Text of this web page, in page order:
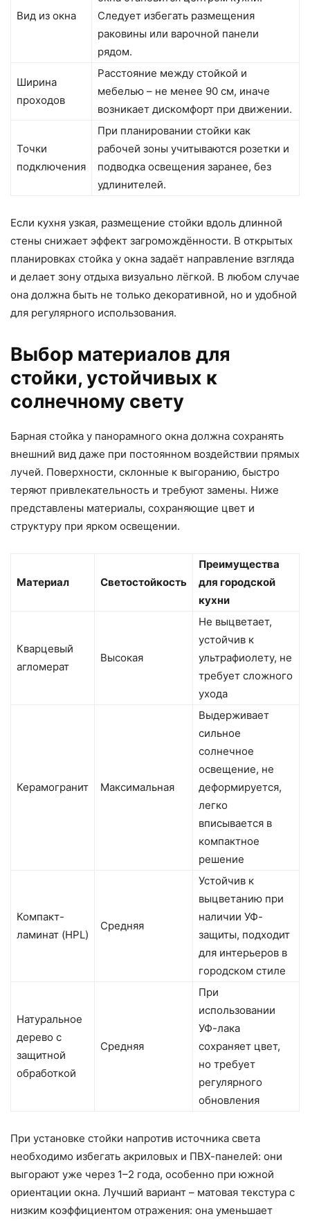
Вид из окна
Следует избегать размещения
раковины или варочной панели
рядом.
Ширина
проходов
Расстояние между стойкой и
мебелью – не менее 90 см, иначе
возникает дискомфорт при движении.
Точки
подключения
При планировании стойки как
рабочей зоны учитываются розетки и
подводка освещения заранее, без
удлинителей.
Если кухня узкая, размещение стойки вдоль длинной
стены снижает эффект загромождённости. В открытых
планировках стойка у окна задаёт направление взгляда
и делает зону отдыха визуально лёгкой. В любом случае
она должна быть не только декоративной, но и удобной
для регулярного использования.
Выбор материалов для
стойки, устойчивых к
солнечному свету
Барная стойка у панорамного окна должна сохранять
внешний вид даже при постоянном воздействии прямых
лучей. Поверхности, склонные к выгоранию, быстро
теряют привлекательность и требуют замены. Ниже
представлены материалы, сохраняющие цвет и
структуру при ярком освещении.
Материал Светостойкость
Преимущества
для городской
кухни
Кварцевый
агломерат
Высокая
Не выцветает,
устойчив к
ультрафиолету, не
требует сложного
ухода
Керамогранит Максимальная
Выдерживает
сильное
солнечное
освещение, не
деформируется,
легко
вписывается в
компактное
решение
Компакт-
ламинат (HPL)
Средняя
Устойчив к
выцветанию при
наличии УФ-
защиты, подходит
для интерьеров в
городском стиле
Натуральное
дерево с
защитной
обработкой
Средняя
При
использовании
УФ-лака
сохраняет цвет,
но требует
регулярного
обновления
При установке стойки напротив источника света
необходимо избегать акриловых и ПВХ-панелей: они
выгорают уже через 1–2 года, особенно при южной
ориентации окна. Лучший вариант – матовая текстура с
низким коэффициентом отражения: она уменьшает